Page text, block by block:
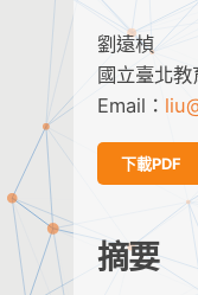
劉遠楨
國立臺北
Email：
下載PDF
摘要